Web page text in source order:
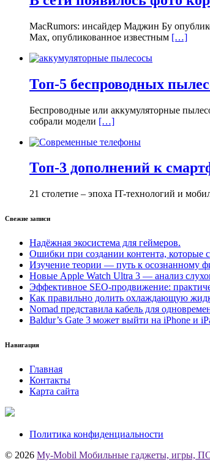
MacRumors: инсайдер Маджин Бу
Max, опубликованное известным […]
Топ-5 беспроводных
Беспроводные или аккумуляторные
собрали модели […]
Топ-3 дополнений к
21 столетие – эпоха IT-технологий и
Свежие записи
Надёжная экосистема для геймеров.
Ошибки при создании контента, которые
Изучение теории — путь к осознанному
Новые Apple Watch Ultra 3 — анализ
Эффективное SEO-продвижение:
Как правильно долить охлаждающую
Nomad представила кабель для
Baldur’s Gate 3 может выйти на iPhone и
Навигация
Главная
Контакты
Карта сайта
Политика конфиденциальности
© 2026 My-Mobil Мобильные гаджеты, игры,